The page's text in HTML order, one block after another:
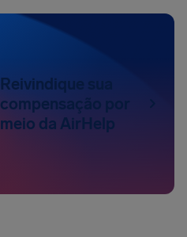
Reivindique sua
compensação por
meio da AirHelp